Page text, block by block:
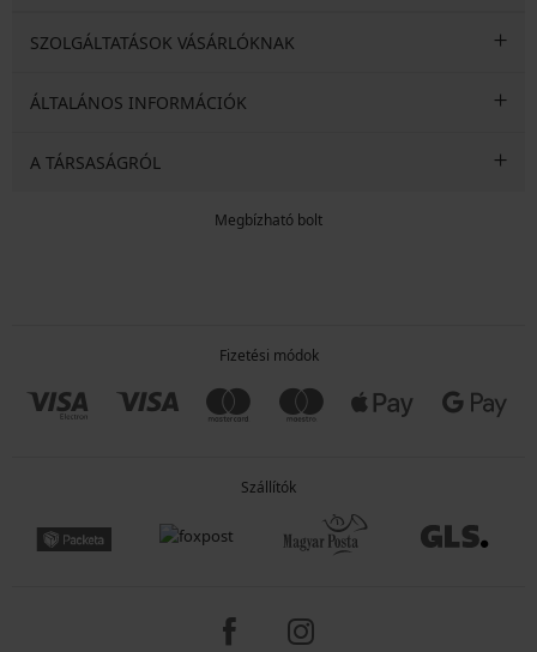
SZOLGÁLTATÁSOK VÁSÁRLÓKNAK
ÁLTALÁNOS INFORMÁCIÓK
A TÁRSASÁGRÓL
Megbízható bolt
Fizetési módok
Szállítók